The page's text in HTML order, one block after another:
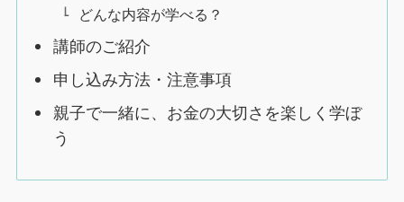
どんな内容が学べる？
講師のご紹介
申し込み方法・注意事項
親子で一緒に、お金の大切さを楽しく学ぼ
う